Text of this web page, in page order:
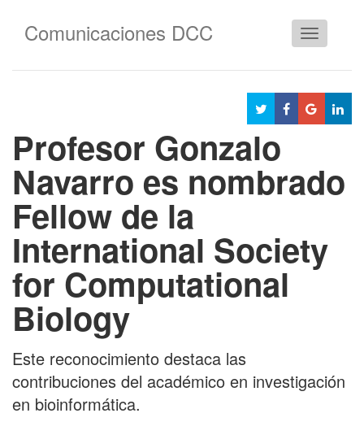
Cambiar
Comunicaciones DCC
Profesor Gonzalo
Navarro es nombrado
Fellow de la
International Society
for Computational
Biology
Este reconocimiento destaca las
contribuciones del académico en investigación
en bioinformática.